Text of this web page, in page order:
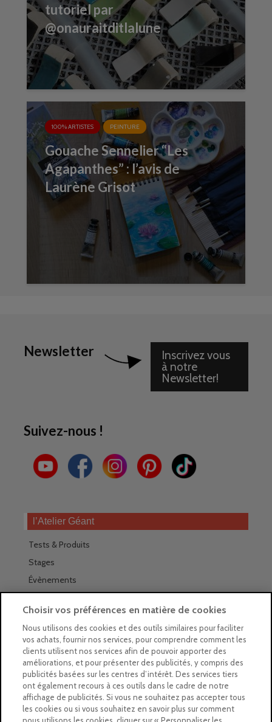
tutoriel par
@onauraitditlalune
100% ARTISTES PEINTURE
Gouache Sennelier “Les
Agapanthes” : l’avis de
Laurène Grisot
Newsletter
Inscrivez vous
à notre
Newsletter!
Suivez-nous !
l’Atelier Géant
Tests & Produits
Stages
Évènements
Trouver nos magasins
La newsletter des magasins
Feuilleter le Guide
Gratuit : intégrer le Guide
Marques Beaux-Arts
Choisir vos préférences en matière de cookies
Nous utilisons des cookies et des outils similaires pour faciliter
vos achats, fournir nos services, pour comprendre comment les
clients utilisent nos services afin de pouvoir apporter des
améliorations, et pour présenter des publicités, y compris des
publicités basées sur les centres d’intérêt. Des services tiers
ont également recours à ces outils dans le cadre de notre
affichage de publicités. Si vous ne souhaitez pas accepter tous
les cookies ou si vous souhaitez en savoir plus sur comment